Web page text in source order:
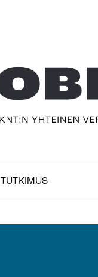
TUTKIMUS